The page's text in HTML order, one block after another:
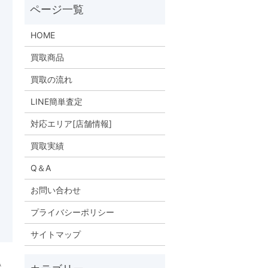
HOME
買取商品
買取の流れ
LINE簡単査定
対応エリア[店舗情報]
買取実績
Q＆A
お問い合わせ
プライバシーポリシー
サイトマップ